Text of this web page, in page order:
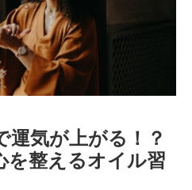
運気が上がる！？
を整えるオイル習